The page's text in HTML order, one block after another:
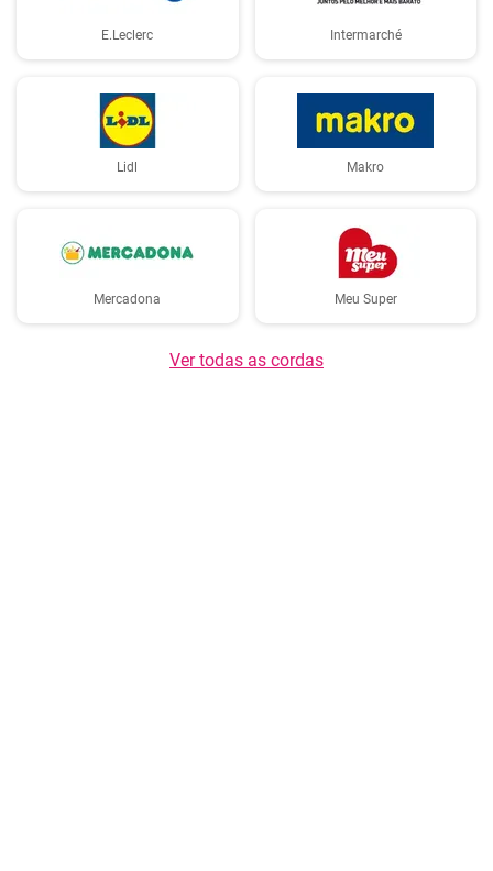
E.Leclerc Intermarché
Lidl Makro
Mercadona Meu Super
Ver todas as cordas